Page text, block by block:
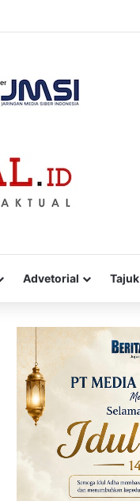
Advetorial Tajuk